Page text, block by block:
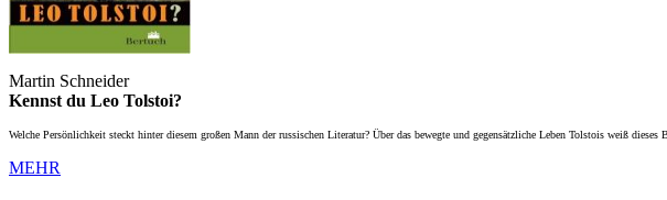
Martin Schneider
Kennst du Leo Tolstoi?
Welche Persönlichkeit steckt hinter diesem großen Mann der russischen Literatur? Über das bewegte und gegensätzliche Leben Tolstois weiß
MEHR